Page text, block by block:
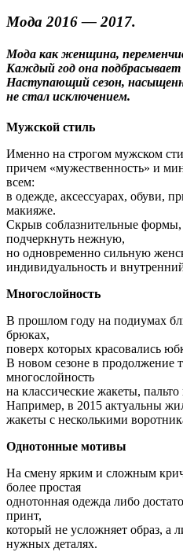
Мода 2016 — 2017.
Мода как женщина,
Каждый год она
Наступающий сезон,
не стал исключением.
Мужской стиль
Именно на строгом мужском
причем «мужественность» и
всем:
в одежде, аксессуарах, обуви,
макияже.
Скрыв соблазнительные
подчеркнуть нежную,
но одновременно сильную
индивидуальность и
Многослойность
В прошлом году на подиумах
брюках,
поверх которых красовались
В новом сезоне в продолжение
многослойность
на классические жакеты,
Например, в 2015 актуальны
жакеты с несколькими
Однотонные мотивы
На смену ярким и сложным
более простая
однотонная одежда либо
принт,
который не усложняет образ, а
нужных деталях.